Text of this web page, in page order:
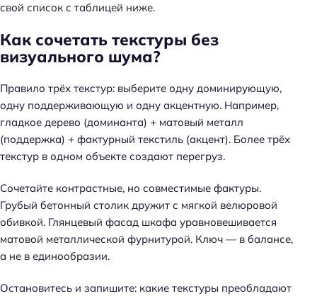
свой список с таблицей ниже.
Как сочетать текстуры без
визуального шума?
Правило трёх текстур: выберите одну доминирующую,
одну поддерживающую и одну акцентную. Например,
гладкое дерево (доминанта) + матовый металл
(поддержка) + фактурный текстиль (акцент). Более трёх
текстур в одном объекте создают перегруз.
Сочетайте контрастные, но совместимые фактуры.
Грубый бетонный столик дружит с мягкой велюровой
обивкой. Глянцевый фасад шкафа уравновешивается
матовой металлической фурнитурой. Ключ — в балансе,
а не в единообразии.
Остановитесь и запишите: какие текстуры преобладают